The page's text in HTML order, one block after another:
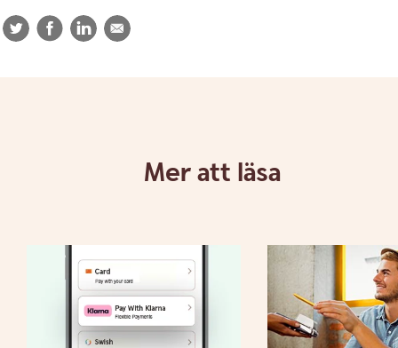
TwitterFacebookLinkedIn
E-
post
Mer att läsa